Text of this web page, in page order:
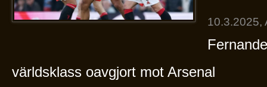
10.3.2025,
världsklass oavgjort mot Arsenal